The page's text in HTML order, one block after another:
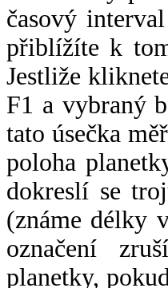
časový
přiblížíte k
Jestliže
F1 a vybraný
tato úsečka
poloha
dokreslí se
(známe délky
označení
planetky,